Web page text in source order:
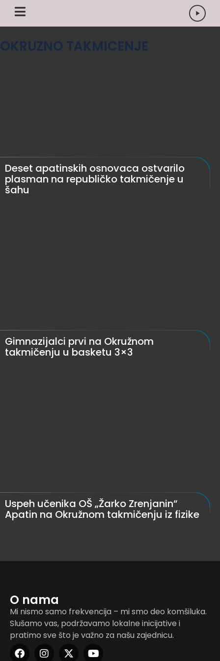
OKRUZNO TAKMICENJE
Deset apatinskih osnovaca ostvarilo
plasman na republičko takmičenje u
šahu
Gimnazijalci prvi na Okružnom
takmičenju u basketu 3×3
Uspeh učenika OŠ „Žarko Zrenjanin“
Apatin na Okružnom takmičenju iz fizike
O nama
Mi nismo samo frekvencija – mi smo deo komšiluka.
Slušamo vas, podržavamo lokalne inicijative i
pratimo sve što je važno za našu zajednicu.